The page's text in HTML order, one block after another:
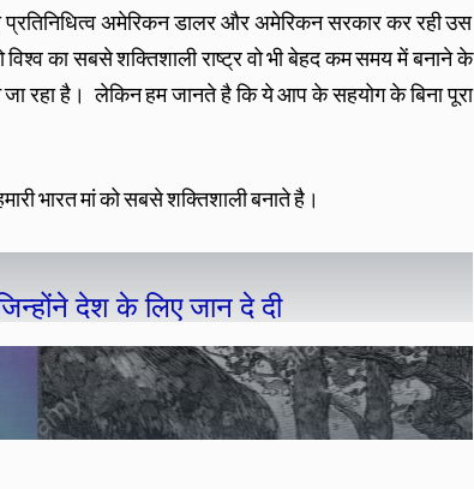
अमेरिकन डालर और अमेरिकन सरकार कर रही उस
का सबसे शक्तिशाली राष्ट्र वो भी बेहद कम समय में बनाने के
रहा है। लेकिन हम जानते है कि ये आप के सहयोग के बिना पूरा
भारत मां को सबसे शक्तिशाली बनाते है।
देश के लिए जान दे दी